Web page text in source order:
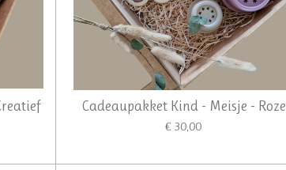
Cadeaupakket Kind - Meisje - Roze
€ 30,00